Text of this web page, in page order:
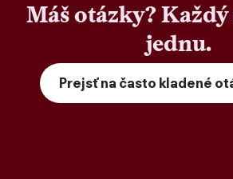
Máš otázky? Každý
jednu.
Prejsť na často kladené